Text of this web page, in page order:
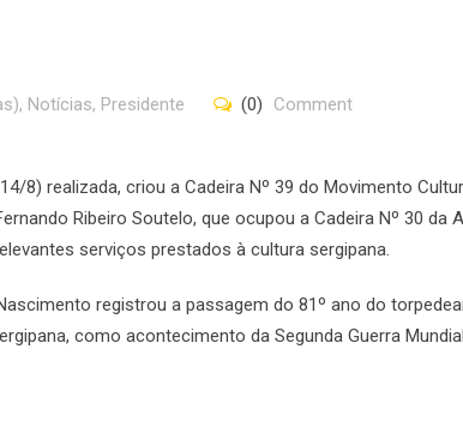
, Notícias, Presidente (0) Comment
8) realizada, criou a Cadeira Nº 39 do Movimento
Ribeiro Soutelo, que ocupou a Cadeira Nº 30 da
serviços prestados à cultura sergipana.
registrou a passagem do 81º ano do
como acontecimento da Segunda Guerra